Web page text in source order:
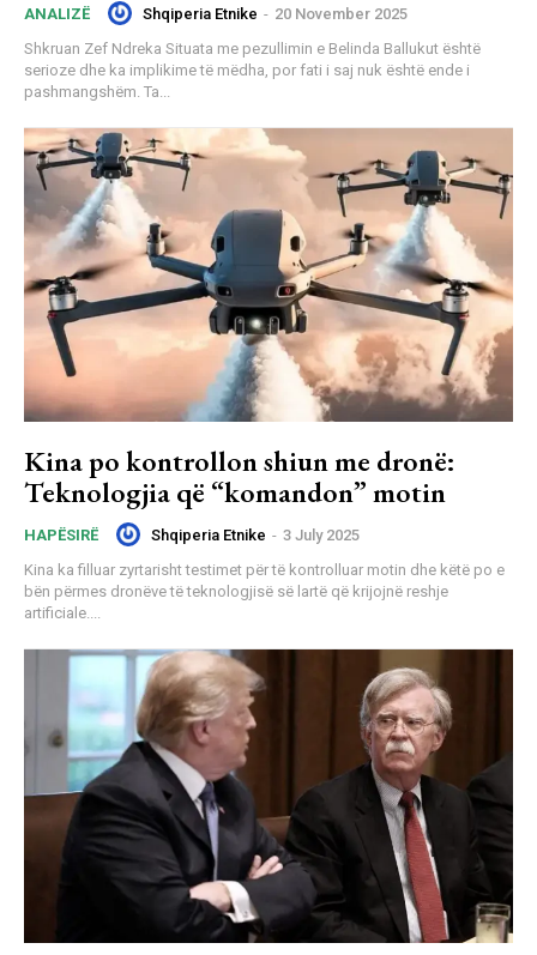
ANALIZË Shqiperia Etnike - 20 November 2025
Shkruan Zef Ndreka Situata me pezullimin e Belinda Ballukut është
serioze dhe ka implikime të mëdha, por fati i saj nuk është ende i
pashmangshëm. Ta...
Kina po kontrollon shiun me dronë:
Teknologjia që “komandon” motin
HAPËSIRË Shqiperia Etnike - 3 July 2025
Kina ka filluar zyrtarisht testimet për të kontrolluar motin dhe këtë po e
bën përmes dronëve të teknologjisë së lartë që krijojnë reshje
artificiale....